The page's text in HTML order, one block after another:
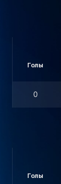
Голы
0
Голы